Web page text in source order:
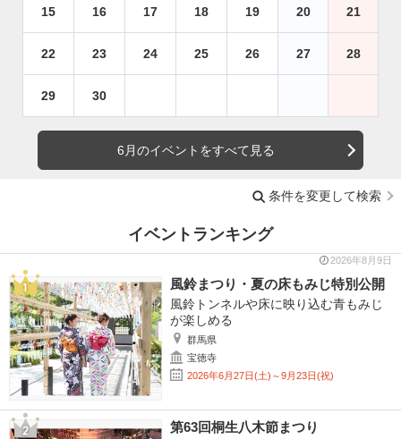
15 16 17 18 19 20 21
22 23 24 25 26 27 28
29 30
6月のイベントをすべて見る
条件を変更して検索
イベントランキング
2026年8月9日
風鈴まつり・夏の床もみじ特別公開
風鈴トンネルや床に映り込む青もみじ
が楽しめる
群馬県
宝徳寺
2026年6月27日(土)～9月23日(祝)
第63回桐生八木節まつり